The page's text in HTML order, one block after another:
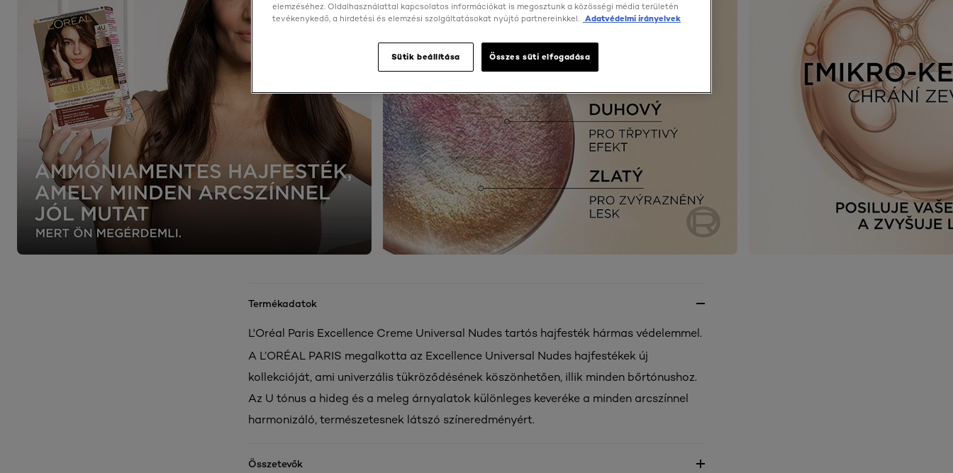
Termékadatok
L'Oréal Paris Excellence Creme Universal Nudes tartós hajfesték hármas védelemmel.
A L’ORÉAL PARIS megalkotta az Excellence Universal Nudes hajfestékek új
kollekcióját, ami univerzális tükröződésének köszönhetően, illik minden bőrtónushoz.
Az U tónus a hideg és a meleg árnyalatok különleges keveréke a minden arcszínnel
harmonizáló, természetesnek látszó színeredményért.
Összetevők
elemzéséhez. Oldalhasználattal kapcsolatos információkat is megosztunk a közösségi média területén
tevékenykedő, a hirdetési és elemzési szolgáltatásokat nyújtó partnereinkkel. Adatvédelmi irányelvek
Sütik beállítása Összes süti elfogadása